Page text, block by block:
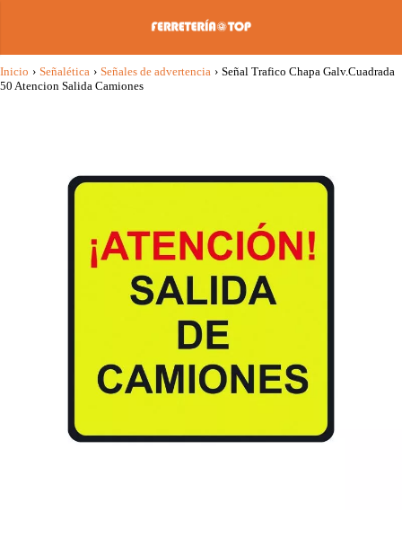
Inicio › Señalética › Señales de advertencia › Señal Trafico Chapa Galv.Cuadrada
50 Atencion Salida Camiones